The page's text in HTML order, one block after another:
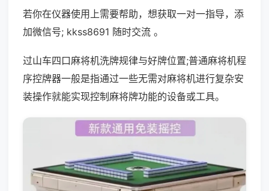
若你在仪器使用上需要帮助，想获取一对一指导，添
加微信号; kkss8691 随时交流 。
过山车四口麻将机洗牌规律与好牌位置;普通麻将机程
序控牌器一般是指通过一些无需对麻将机进行复杂安
装操作就能实现控制麻将牌功能的设备或工具。